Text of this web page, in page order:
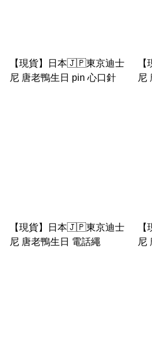
【現貨】日本🇯🇵東京迪士
尼 唐老鴨生日 pin 心口針
尼
【現貨】日本🇯🇵東京迪士
尼 唐老鴨生日 電話繩
尼